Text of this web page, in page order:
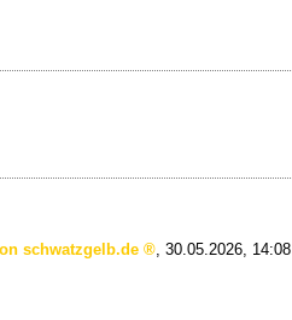
schwatzgelb.de
30.05.2026, 14:08